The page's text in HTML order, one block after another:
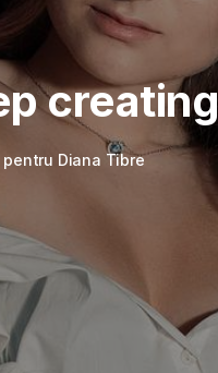
creating
pentru Diana Tibre